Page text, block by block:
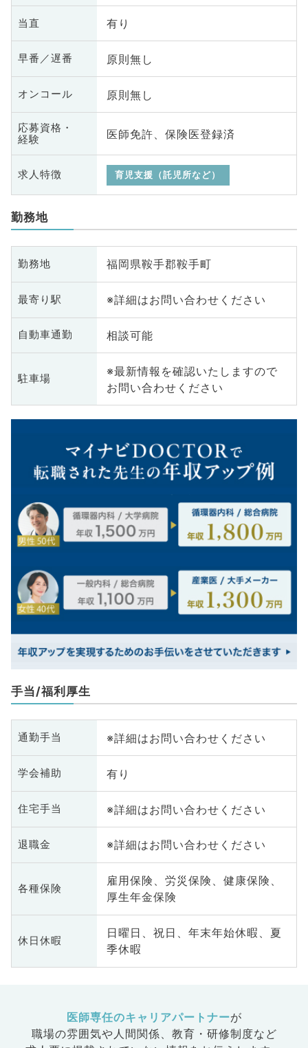
当直 有り
早番／遅番 原則無し
オンコール 原則無し
応募資格・
経験
医師免許、保険医登録済
求人特徴 育児支援（託児所など）
勤務地
勤務地 福岡県鞍手郡鞍手町
最寄り駅 ※詳細はお問い合わせください
自動車通勤 相談可能
駐車場
※最新情報を確認いたしますので
お問い合わせください
手当/福利厚生
通勤手当 ※詳細はお問い合わせください
学会補助 有り
住宅手当 ※詳細はお問い合わせください
退職金 ※詳細はお問い合わせください
各種保険
雇用保険、労災保険、健康保険、
厚生年金保険
休日休暇
日曜日、祝日、年末年始休暇、夏
季休暇
医師専任のキャリアパートナーが
職場の雰囲気や人間関係、 教育・研修制度など